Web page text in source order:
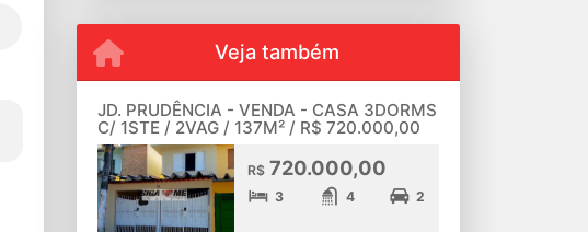
Veja também
JD. PRUDÊNCIA - VENDA - CASA 3DORMS
C/ 1STE / 2VAG / 137M² / R$ 720.000,00
R$720.000,00
3 4 2